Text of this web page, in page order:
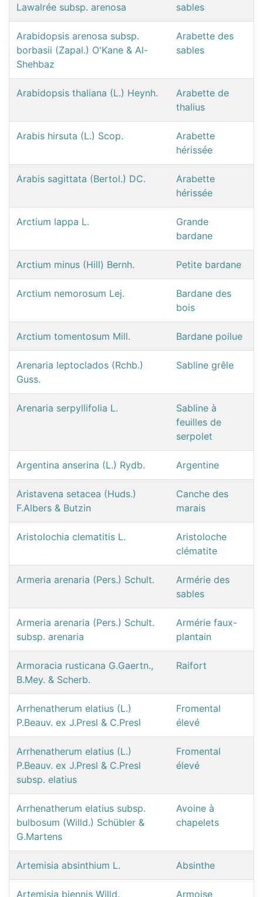
Lawalrée subsp. arenosa
sables
Arabidopsis arenosa subsp.
borbasii (Zapal.) O'Kane & Al-
Shehbaz
Arabette des
sables
Arabidopsis thaliana (L.) Heynh.
Arabette de
thalius
Arabis hirsuta (L.) Scop.
Arabette
hérissée
Arabis sagittata (Bertol.) DC.
Arabette
hérissée
Arctium lappa L.
Grande
bardane
Arctium minus (Hill) Bernh. Petite bardane
Arctium nemorosum Lej.
Bardane des
bois
Arctium tomentosum Mill. Bardane poilue
Arenaria leptoclados (Rchb.)
Guss.
Sabline grêle
Arenaria serpyllifolia L.
Sabline à
feuilles de
serpolet
Argentina anserina (L.) Rydb. Argentine
Aristavena setacea (Huds.)
F.Albers & Butzin
Canche des
marais
Aristolochia clematitis L.
Aristoloche
clématite
Armeria arenaria (Pers.) Schult.
Armérie des
sables
Armeria arenaria (Pers.) Schult.
subsp. arenaria
Armérie faux-
plantain
Armoracia rusticana G.Gaertn.,
B.Mey. & Scherb.
Raifort
Arrhenatherum elatius (L.)
P.Beauv. ex J.Presl & C.Presl
Fromental
élevé
Arrhenatherum elatius (L.)
P.Beauv. ex J.Presl & C.Presl
subsp. elatius
Fromental
élevé
Arrhenatherum elatius subsp.
bulbosum (Willd.) Schübler &
G.Martens
Avoine à
chapelets
Artemisia absinthium L. Absinthe
Artemisia biennis Willd. Armoise